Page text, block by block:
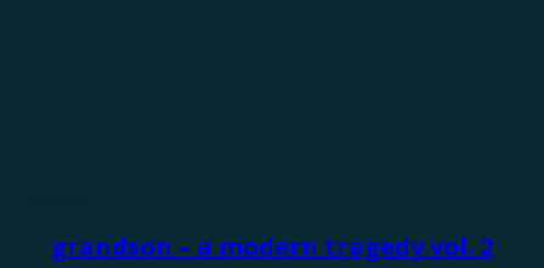
grandson – a modern tragedy vol. 2